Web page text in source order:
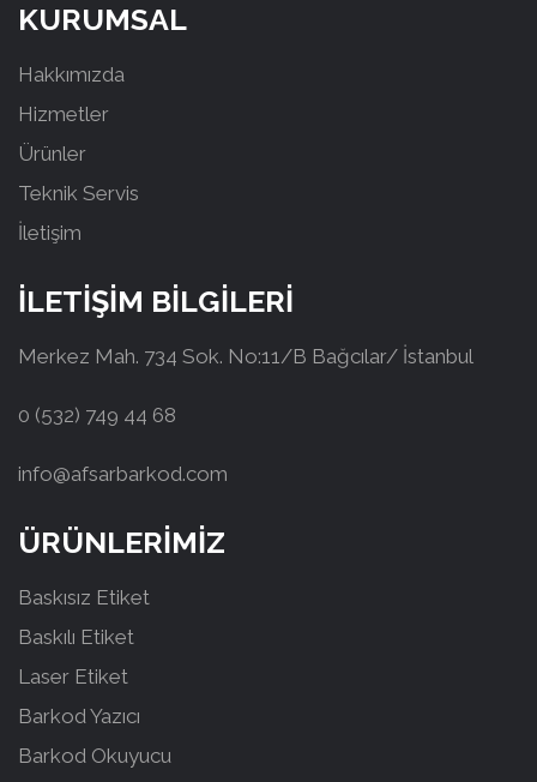
KURUMSAL
Hakkımızda
Hizmetler
Ürünler
Teknik Servis
İletişim
İLETİŞİM BİLGİLERİ
Merkez Mah. 734 Sok. No:11/B Bağcılar/ İstanbul
0 (532) 749 44 68
info@afsarbarkod.com
ÜRÜNLERİMİZ
Baskısız Etiket
Baskılı Etiket
Laser Etiket
Barkod Yazıcı
Barkod Okuyucu